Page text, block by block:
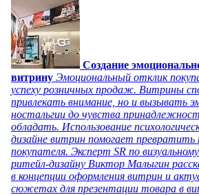
Создание
витрину Эмоциональный отклик
успеху розничных продаж. Витрины
привлекать внимание, но и вызывать
ностальгии до чувства
обладать. Использование
дизайне витрин помогает превратить
покупателя. Эксперт SR по
ритейл-дизайну Виктор Малыгин
в концепции оформления витрин и
сюжетах для презентации товара в